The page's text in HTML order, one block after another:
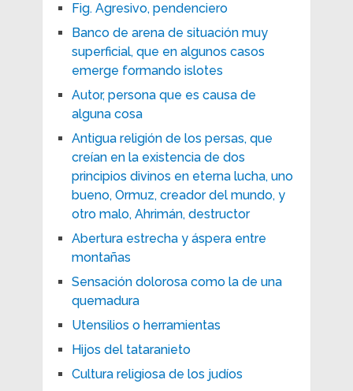
Fig. Agresivo, pendenciero
Banco de arena de situación muy
superficial, que en algunos casos
emerge formando islotes
Autor, persona que es causa de
alguna cosa
Antigua religión de los persas, que
creían en la existencia de dos
principios divinos en eterna lucha, uno
bueno, Ormuz, creador del mundo, y
otro malo, Ahrimán, destructor
Abertura estrecha y áspera entre
montañas
Sensación dolorosa como la de una
quemadura
Utensilios o herramientas
Hijos del tataranieto
Cultura religiosa de los judíos